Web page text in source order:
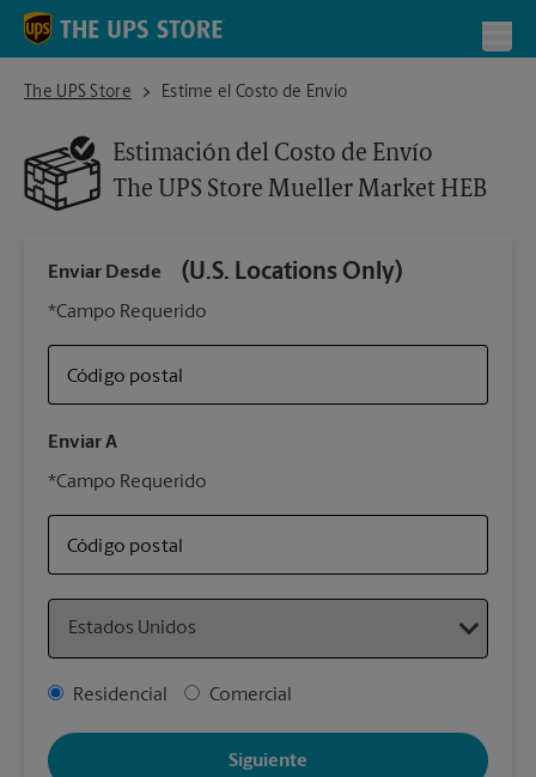
Skip to content
Return to Nav
The UPS Store
The UPS Store Mueller Market HEB
Estime el Costo de Envío
Estimación del Costo de Envío
The UPS Store Mueller Market HEB
Enviar Desde (U.S. Locations Only)
*Campo Requerido
Código postal
Enviar A
*Campo Requerido
Código postal
Address Type
Residencial Comercial
Siguiente